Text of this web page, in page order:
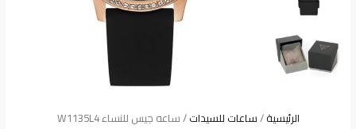
الرئيسية/ساعات للسيدات/ ساعه جيس للنساء W1135L4